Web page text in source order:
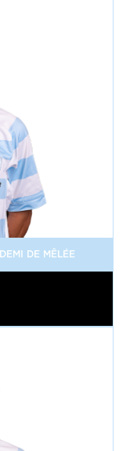
DEMI DE MÊLÉE